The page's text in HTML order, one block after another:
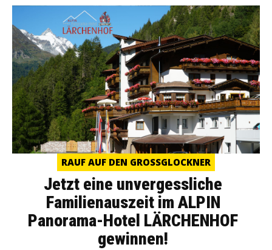
RAUF AUF DEN GROSSGLOCKNER
Jetzt eine unvergessliche
Familienauszeit im ALPIN
Panorama-Hotel LÄRCHENHOF
gewinnen!